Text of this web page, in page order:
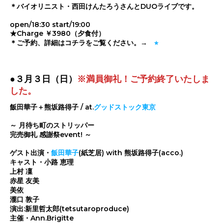
＊バイオリニスト・西田けんたろうさんとDUOライブです。
open/18:30 start/19:00
★Charge ￥3980（夕食付）
＊ご予約、詳細はコチラをご覧ください。→ ⭐︎
●３月３日（日） ※満員御礼！ご予約終了いたしま
した。
飯田華子＋熊坂路得子 / at.グッドストック東京
～ 月待ち町のストリッパー
完売御礼 感謝祭event! ～
ゲスト出演・ 飯田華子(紙芝居) with 熊坂路得子(acco.)
キャスト・小路 恵理
上村 凜
赤星 友美
美依
瀧口 敦子
演出:新里哲太郎(tetsutaroproduce)
主催・Ann.Brigitte